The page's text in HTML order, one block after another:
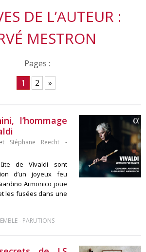
DE L’AUTEUR :
MESTRON
Pages :
1
2 »
l’hommage
Stéphane Reecht -
de Vivaldi sont
d’un joyeux feu
Armonico joue
les fusées dans une
- PARUTIONS